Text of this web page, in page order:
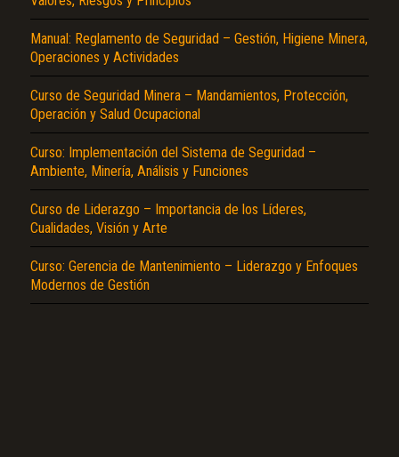
Manual: Reglamento de Seguridad – Gestión, Higiene Minera,
Operaciones y Actividades
Curso de Seguridad Minera – Mandamientos, Protección,
Operación y Salud Ocupacional
Curso: Implementación del Sistema de Seguridad –
Ambiente, Minería, Análisis y Funciones
Curso de Liderazgo – Importancia de los Líderes,
Cualidades, Visión y Arte
Curso: Gerencia de Mantenimiento – Liderazgo y Enfoques
Modernos de Gestión
El Título es incorrecto según el contenido.
Texto o Imagen de portada son erróneos.
No carga o no se visualiza el contenido.